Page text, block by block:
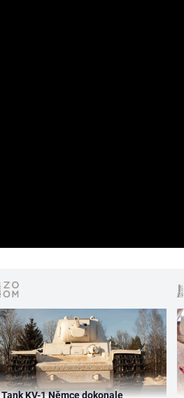
Tank KV-1 Němce dokonale